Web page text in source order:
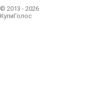
© 2013 - 2026
КупиГолос